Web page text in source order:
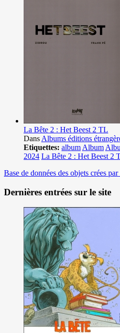
La Bête 2 : Het Beest 2 TL
Dans Albums éditions
Etiquettes: album Album
2024 La Bête 2 : Het Beest 2
Base de données des objets crées
Dernières entrées sur le site